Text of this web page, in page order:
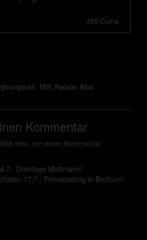
450 Coins
Milf Natalie Alba
Kommentar
sein, um einen Kommentar
Drehtage Mettmann!
17.7.: Pornocasting in Bochum!